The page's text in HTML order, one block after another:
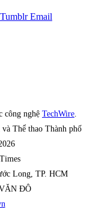
Tumblr Email
công nghệ TechWire
Thể thao Thành phố
Long, TP. HCM
ĐÔ